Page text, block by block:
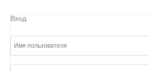
Вход